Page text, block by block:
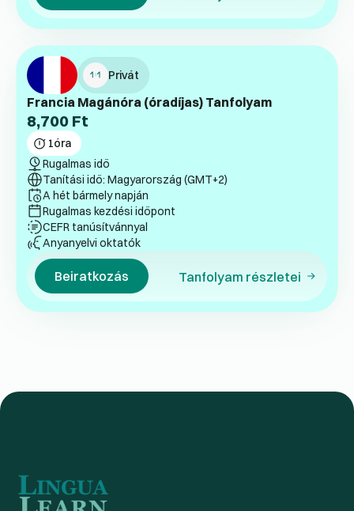
Privát
Francia Magánóra (óradíjas) Tanfolyam
8,700 Ft
1óra
Rugalmas idő
Tanítási idő: Magyarország (GMT+2)
A hét bármely napján
Rugalmas kezdési időpont
CEFR tanúsítvánnyal
Anyanyelvi oktatók
Beiratkozás Tanfolyam részletei